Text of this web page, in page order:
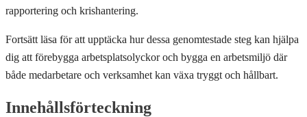
rapportering och krishantering.
Fortsätt läsa för att upptäcka hur dessa genomtestade steg kan hjälpa
dig att förebygga arbetsplatsolyckor och bygga en arbetsmiljö där
både medarbetare och verksamhet kan växa tryggt och hållbart.
Innehållsförteckning